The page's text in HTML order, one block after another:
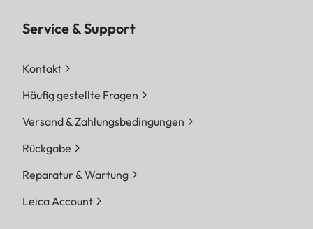
Service & Support
Kontakt
Häufig gestellte Fragen
Versand & Zahlungsbedingungen
Rückgabe
Reparatur & Wartung
Leica Account